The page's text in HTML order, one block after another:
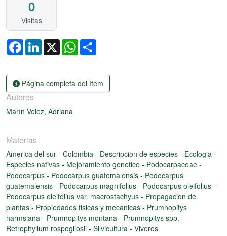
0
Visitas
FacebookLinkedIn
X WhatsApp
Página completa del ítem
Autores
Marín Vélez, Adriana
Materias
America del sur - Colombia - Descripcion de especies - Ecologia -
Especies nativas - Mejoramiento genetico - Podocarpaceae -
Podocarpus - Podocarpus guatemalensis - Podocarpus
guatemalensis - Podocarpus magnifolius - Podocarpus oleifolius -
Podocarpus oleifolius var. macrostachyus - Propagacion de
plantas - Propiedades fisicas y mecanicas - Prumnopitys
harmsiana - Prumnopitys montana - Prumnopitys spp. -
Retrophyllum rospogliosii - Silvicultura - Viveros